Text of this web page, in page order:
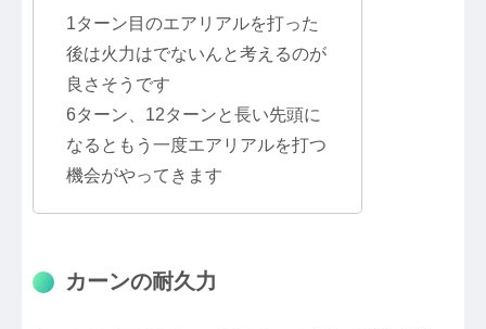
1ターン目のエアリアルを打った
後は火力はでないんと考えるのが
良さそうです
6ターン、12ターンと長い先頭に
なるともう一度エアリアルを打つ
機会がやってきます
カーンの耐久力